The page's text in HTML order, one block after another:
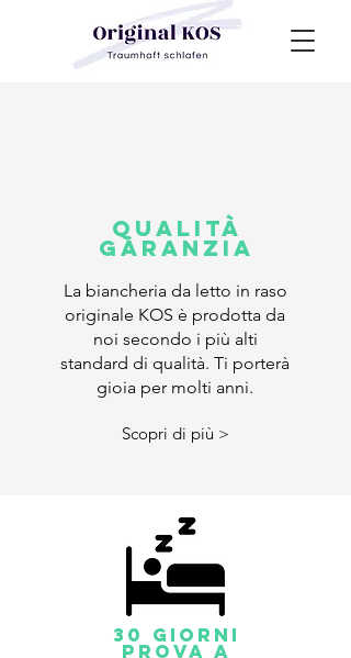
qualità
garanzia
La biancheria da letto in raso
originale KOS è prodotta da
noi secondo i più alti
standard di qualità. Ti porterà
gioia per molti anni.
Scopri di più >
30 giorni
prova a